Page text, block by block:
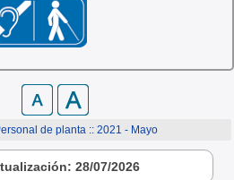
de planta :: 2021 - Mayo
28/07/2026